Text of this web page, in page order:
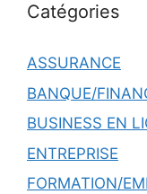
Catégories
ASSURANCE
BANQUE/
BUSINESS EN
ENTREPRISE
FORMATION/